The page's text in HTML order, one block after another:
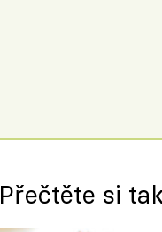
Přečtěte si